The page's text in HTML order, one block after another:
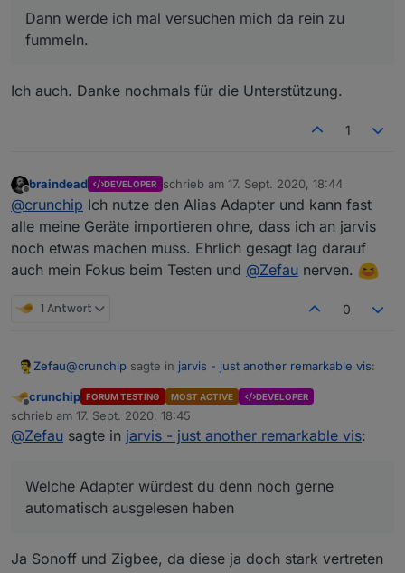
Dann werde ich mal versuchen mich da rein zu
fummeln.
Ich auch. Danke nochmals für die Unterstützung.
1
braindead DEVELOPER schrieb am 17. Sept. 2020, 18:44
zuletzt editiert von
@crunchip Ich nutze den Alias Adapter und kann fast
alle meine Geräte importieren ohne, dass ich an jarvis
noch etwas machen muss. Ehrlich gesagt lag darauf
auch mein Fokus beim Testen und @Zefau nerven.
1 Antwort 0
Zefau@crunchip sagte in jarvis - just another remarkable vis:
Ist verständlich, jedoch ist das schon seeehr viel
geklicke, bis man da ein paar Geräte komplett(also
nicht nur an/aus) drin hat, da wäre es
"gängigen" Geräte mit aufzunehmen.
Welche Adapter würdest du denn noch gerne
Sonoff persönlich leider nicht. Kannst du mir einen
Screenshot der Geräte-Strukturen machen (gerne
jeweils in Bezug zum Gewerk). Siehe auch beispielhaft
ecomment-689290343
Auch fehlen einige Gewerke, klar, jeder legt im
IoBroker individuell seine eigenen an, jedoch wäre
vorgegeben/auswählbar sind, mit intigriert wären.
Offline
crunchip FORUM TESTING MOST ACTIVE DEVELOPER
schrieb am 17. Sept. 2020, 18:45
zuletzt editiert von
@Zefau sagte in jarvis - just another remarkable vis:
Welche Adapter würdest du denn noch gerne
automatisch ausgelesen haben
Ja Sonoff und Zigbee, da diese ja doch stark vertreten